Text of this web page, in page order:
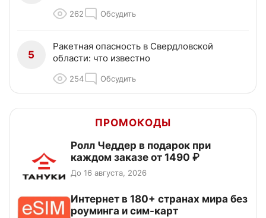
262 Обсудить
5
Ракетная опасность в Свердловской
области: что известно
254 Обсудить
ПРОМОКОДЫ
Ролл Чеддер в подарок при
каждом заказе от 1490 ₽
До 16 августа, 2026
Интернет в 180+ странах мира без
роуминга и сим-карт